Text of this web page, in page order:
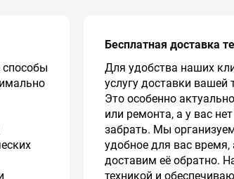
Бесплатная доставка
Для удобства наших
услугу доставки вашей
Это особенно
или ремонта, а у вас
забрать. Мы
удобное для вас
доставим её обратно.
техникой и